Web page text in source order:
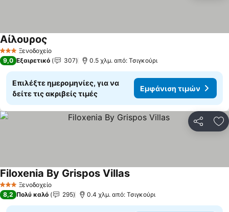
3 ΑστέριαΞενοδοχείο
Αίλουρος
9,0 Εξαιρετικό 307 0.5 χλμ. από: Τσιγκούρι
Επιλέξτε ημερομηνίες, για να
δείτε τις ακριβείς τιμές
Εμφάνιση τιμών
3 ΑστέριαΞενοδοχείο
Filoxenia By Grispos VillasΕμφάνιση τιμών
8,2 Πολύ καλό 295 0.4 χλμ. από: Τσιγκούρι